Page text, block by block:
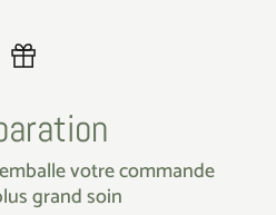
votre commande
grand soin